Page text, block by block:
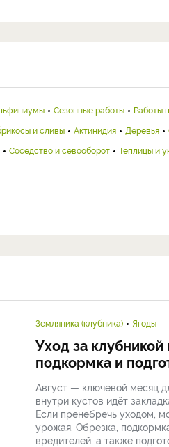
Сезонные работы Работы
и сливы Актинидия Деревья
Соседство и севооборот Теплицы и
Земляника (клубника) Ягоды
Уход за клубникой
подкормка и
Август — ключевой месяц
внутри кустов идёт
Если пренебречь уходом,
урожая. Обрезка,
вредителей, а также